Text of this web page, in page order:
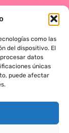
como las
del dispositivo. El
datos
únicas
puede afectar
las bases
aparecer